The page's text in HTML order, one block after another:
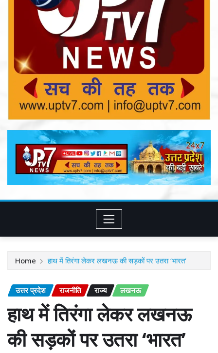
Home हाथ में तिरंगा लेकर लखनऊ की सड़कों पर उतरा ‘भारत’
उत्तर प्रदेश राजनीति राज्य लखनऊ
हाथ में तिरंगा लेकर लखनऊ
की सड़कों पर उतरा ‘भारत’